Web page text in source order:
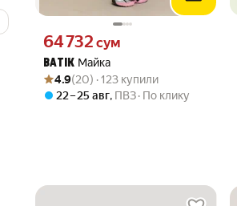
BATIK Майка
Цена 64732 сум вместо
64 732 сум
Рейтинг товара: 4.9 из 5
Оценок: (20) · 123 купили
4.9(20) · 123 купили
22 – 25 авг, ПВЗ По клику